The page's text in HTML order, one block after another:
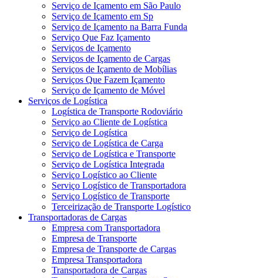
Serviço de Içamento em São Paulo
Serviço de Içamento em Sp
Serviço de Içamento na Barra Funda
Serviço Que Faz Içamento
Serviços de Içamento
Serviços de Içamento de Cargas
Serviços de Içamento de Mobílias
Serviços Que Fazem Içamento
Serviço de Içamento de Móvel
Serviços de Logística
Logística de Transporte Rodoviário
Serviço ao Cliente de Logística
Serviço de Logística
Serviço de Logística de Carga
Serviço de Logística e Transporte
Serviço de Logística Integrada
Serviço Logístico ao Cliente
Serviço Logístico de Transportadora
Serviço Logístico de Transporte
Terceirização de Transporte Logístico
Transportadoras de Cargas
Empresa com Transportadora
Empresa de Transporte
Empresa de Transporte de Cargas
Empresa Transportadora
Transportadora de Cargas